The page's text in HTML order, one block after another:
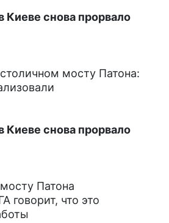
Киеве снова прорвало
мосту Патона:
Киеве снова прорвало
Патона
говорит, что это